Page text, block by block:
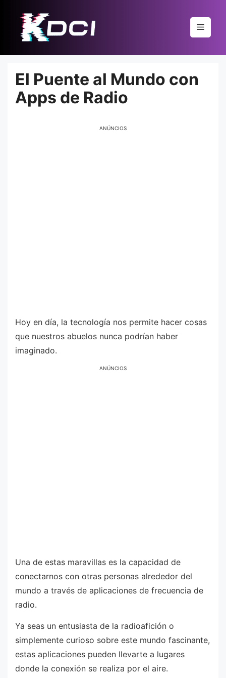
conteúdo
Menu
El Puente al Mundo con
Apps de Radio
ANÚNCIOS
Hoy en día, la tecnología nos permite hacer cosas
que nuestros abuelos nunca podrían haber
imaginado.
ANÚNCIOS
Una de estas maravillas es la capacidad de
conectarnos con otras personas alrededor del
mundo a través de aplicaciones de frecuencia de
radio.
Ya seas un entusiasta de la radioafición o
simplemente curioso sobre este mundo fascinante,
estas aplicaciones pueden llevarte a lugares
donde la conexión se realiza por el aire.